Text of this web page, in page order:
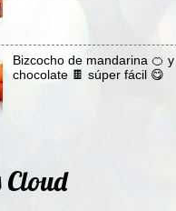
Bizcocho de mandarina 🍊 y
chocolate 🍫 súper fácil 😋
Cloud